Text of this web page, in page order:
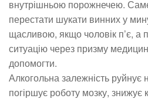
внутрішньою порожнечею.
перестати шукати винних у
щасливою, якщо чоловік п’є, а
ситуацію через призму
допомогти.
Алкогольна залежність руйнує
погіршує роботу мозку, знижує